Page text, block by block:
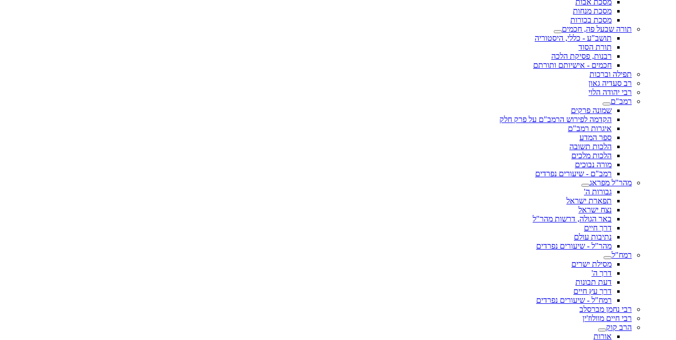
מסכת אבות
מסכת מנחות
מסכת בכורות
תורה שבעל פה, חכמים
תושב"ע - כללי, היסטוריה
תורת הסוד
רבנות, פסיקת הלכה
חכמים - אישיותם ותורתם
תפילה וברכות
רב סעדיה גאון
רבי יהודה הלוי
רמב"ם
שמונה פרקים
הקדמה לפירוש הרמב"ם על פרק חלק
איגרות רמב"ם
ספר המדע
הלכות תשובה
הלכות מלכים
מורה נבוכים
רמב"ם - שיעורים נפרדים
מהר"ל מפראג
גבורות ה'
תפארת ישראל
נצח ישראל
באר הגולה, דרשות מהר"ל
דרך חיים
נתיבות עולם
מהר"ל - שיעורים נפרדים
רמח"ל
מסילת ישרים
דרך ה'
דעת תבונות
דרך עץ חיים
רמח"ל - שיעורים נפרדים
רבי נחמן מברסלב
רבי חיים מוולוז'ין
הרב קוק
אורות